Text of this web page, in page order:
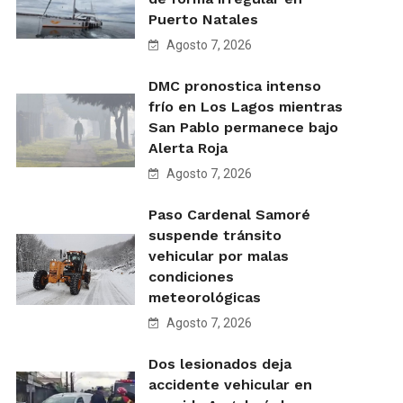
Puerto Natales
Agosto 7, 2026
DMC pronostica intenso
frío en Los Lagos mientras
San Pablo permanece bajo
Alerta Roja
Agosto 7, 2026
Paso Cardenal Samoré
suspende tránsito
vehicular por malas
condiciones
meteorológicas
Agosto 7, 2026
Dos lesionados deja
accidente vehicular en